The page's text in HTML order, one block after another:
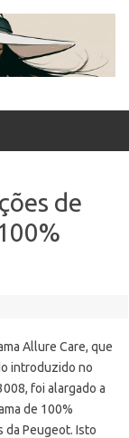
de
Allure Care, que
introduzido no
foi alargado a
de 100%
da Peugeot. Isto